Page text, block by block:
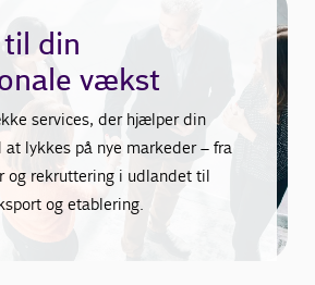
din
vækst
services, der hjælper din
lykkes på nye markeder – fra
og rekruttering i udlandet til
og etablering.